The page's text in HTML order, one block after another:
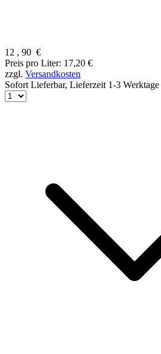
12 , 90 €
Preis pro Liter: 17,20 €
zzgl. Versandkosten
Sofort Lieferbar, Lieferzeit 1-3 Werktage